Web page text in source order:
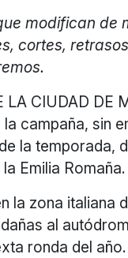
modifican de
cortes,
LA CIUDAD DE
campaña, sin
la temporada,
Emilia Romaña.
la zona italiana
al
ronda del